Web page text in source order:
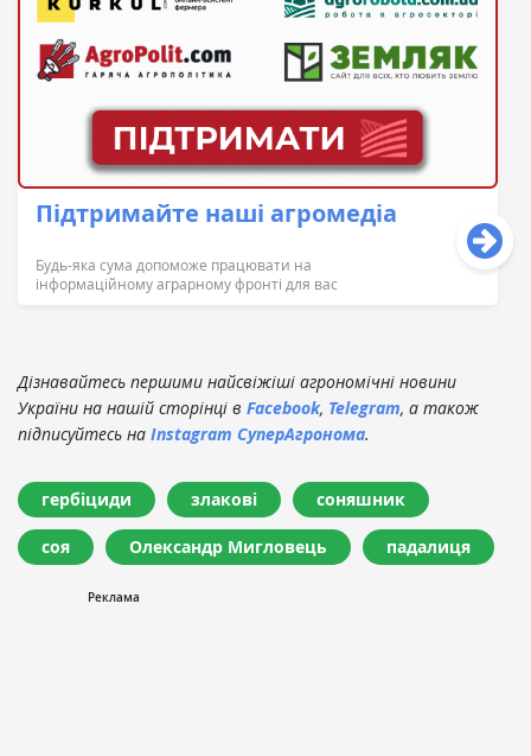
Підтримайте наші агромедіа
Будь-яка сума допоможе працювати на
інформаційному аграрному фронті для вас
Дізнавайтесь першими найсвіжіші агрономічні новини
України на нашій сторінці в Facebook, Telegram, а також
підписуйтесь на Instagram СуперАгронома.
гербіциди злакові соняшник
соя Олександр Мигловець падалиця